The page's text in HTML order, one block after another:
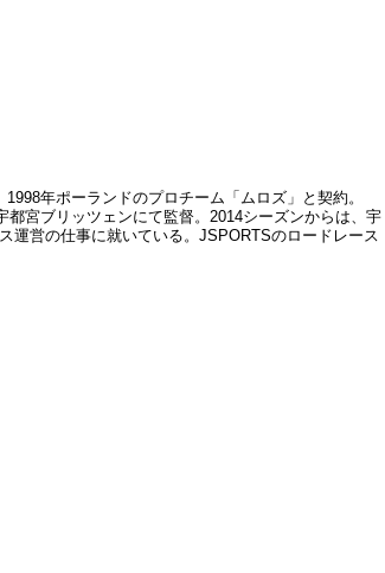
年ポーランドのプロチーム「ムロズ」と契約。
宮ブリッツェンにて監督。2014シーズンからは、宇
運営の仕事に就いている。JSPORTSのロードレース